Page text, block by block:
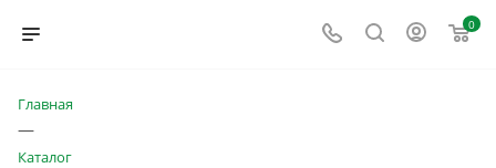
0
Главная
—
Каталог